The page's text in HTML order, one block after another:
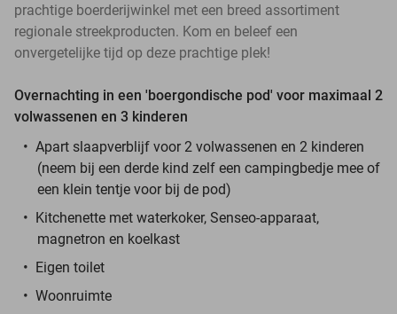
prachtige boerderijwinkel met een breed assortiment
regionale streekproducten. Kom en beleef een
onvergetelijke tijd op deze prachtige plek!
Overnachting in een 'boergondische pod' voor maximaal 2
volwassenen en 3 kinderen
Apart slaapverblijf voor 2 volwassenen en 2 kinderen
(neem bij een derde kind zelf een campingbedje mee of
een klein tentje voor bij de pod)
Kitchenette met waterkoker, Senseo-apparaat,
magnetron en koelkast
Eigen toilet
Woonruimte